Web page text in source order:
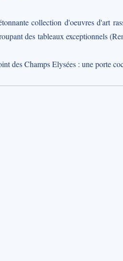
collection d'oeuvres d'art
des tableaux exceptionnels
des Champs Elysées : une porte